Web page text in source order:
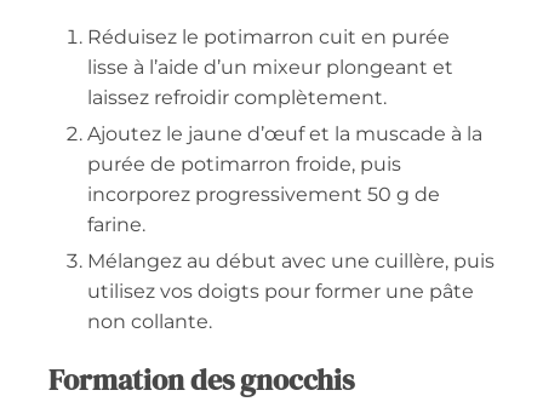
Réduisez le potimarron cuit en purée
lisse à l’aide d’un mixeur plongeant et
laissez refroidir complètement.
Ajoutez le jaune d’œuf et la muscade à la
purée de potimarron froide, puis
incorporez progressivement 50 g de
farine.
Mélangez au début avec une cuillère, puis
utilisez vos doigts pour former une pâte
non collante.
Formation des gnocchis